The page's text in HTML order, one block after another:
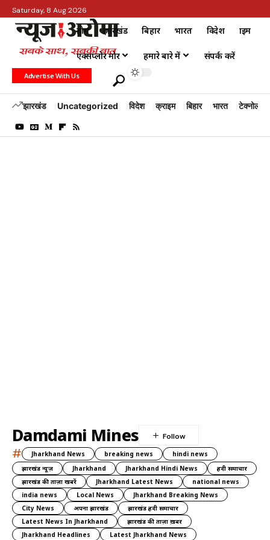
Saturday, 8 Aug 2026
होम झारखंड बिहार भारत विदेश क्राइम
एक्सप्लोर मोर हमारे बारे में संपर्क करें
Advertise With Us
झारखंड Uncategorized विदेश क्राइम बिहार भारत टेक्नोलॉजी
Damdami Mines
# Jharkhand News breaking news
hindi news
झारखंड न्यूज़
Jharkhand Jharkhand Hindi News
हिंदी समाचार
झारखंड की ताज़ा खबरें
Jharkhand Latest News
national news
india news
Local News
Jharkhand Breaking News
City News
अपना झारखंड
झारखंड हिंदी समाचार
Latest News In Jharkhand
झारखंड की ताज़ा ख़बर
Jharkhand Headlines
Latest Jharkhand News